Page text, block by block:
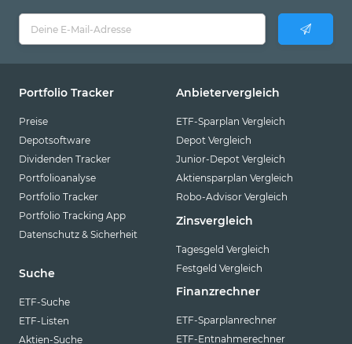
Portfolio Tracker
Preise
Depotsoftware
Dividenden Tracker
Portfolioanalyse
Portfolio Tracker
Portfolio Tracking App
Datenschutz & Sicherheit
Suche
ETF-Suche
ETF-Listen
Aktien-Suche
Anbietervergleich
ETF-Sparplan Vergleich
Depot Vergleich
Junior-Depot Vergleich
Aktiensparplan Vergleich
Robo-Advisor Vergleich
Zinsvergleich
Tagesgeld Vergleich
Festgeld Vergleich
Finanzrechner
ETF-Sparplanrechner
ETF-Entnahmerechner